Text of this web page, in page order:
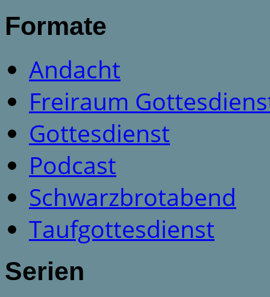
Formate
Andacht
Freiraum
Gottesdienst
Podcast
Schwarzbrotabend
Taufgottesdienst
Serien